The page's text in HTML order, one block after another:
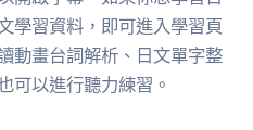
學習資料，即可進入學習頁
動畫台詞解析、日文單字整
可以進行聽力練習。